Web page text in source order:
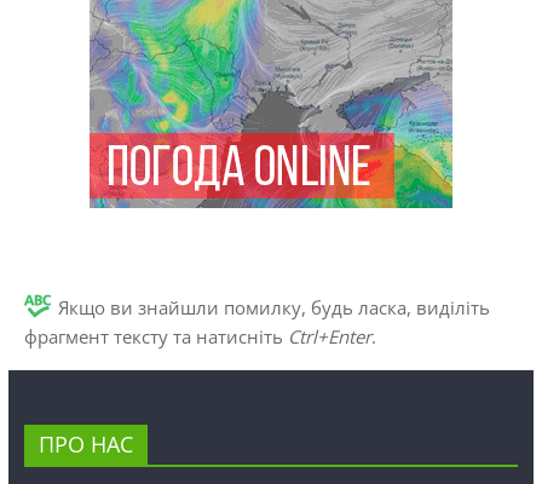
Якщо ви знайшли помилку, будь ласка, виділіть
фрагмент тексту та натисніть Ctrl+Enter.
ПРО НАС